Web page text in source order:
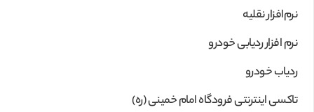
نرم‌افزار نقلیه
نرم افزار ردیابی خودرو
ردیاب خودرو
تاکسی اینترنتی فرودگاه امام خمینی (ره)